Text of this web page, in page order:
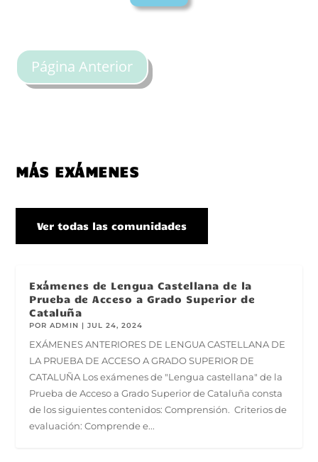
Página Anterior
MÁS EXÁMENES
Ver todas las comunidades
Exámenes de Lengua Castellana de la
Prueba de Acceso a Grado Superior de
Cataluña
PORADMIN |JUL 24, 2024
EXÁMENES ANTERIORES DE LENGUA CASTELLANA DE
LA PRUEBA DE ACCESO A GRADO SUPERIOR DE
CATALUÑA Los exámenes de "Lengua castellana" de la
Prueba de Acceso a Grado Superior de Cataluña consta
de los siguientes contenidos: Comprensión. Criterios de
evaluación: Comprende e...